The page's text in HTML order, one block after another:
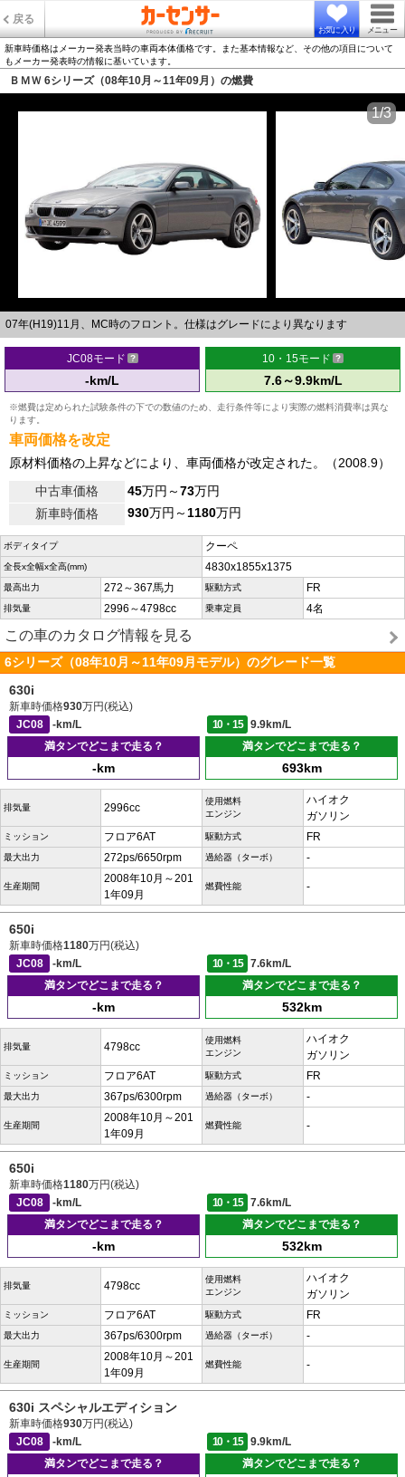
戻る
お気に入り メニュー
新車時価格はメーカー発表当時の車両本体価格です。また基本情報など、その他の項目について
もメーカー発表時の情報に基いています。
ＢＭＷ 6シリーズ（08年10月～11年09月）の燃費
07年(H19)11月、MC時のフロント。仕様はグレードにより異なります
1/3
JC08モード
-km/L
10・15モード
7.6～9.9km/L
※燃費は定められた試験条件の下での数値のため、走行条件等により実際の燃料消費率は異な
ります。
車両価格を改定
原材料価格の上昇などにより、車両価格が改定された。（2008.9）
中古車価格
45万円～73万円
新車時価格
930万円～1180万円
ボディタイプ クーペ
全長x全幅x全高(mm) 4830x1855x1375
最高出力 272～367馬力 駆動方式 FR
排気量 2996～4798cc 乗車定員 4名
この車のカタログ情報を見る
6シリーズ（08年10月～11年09月モデル）のグレード一覧
630i
新車時価格930万円(税込)
JC08
-km/L 10・15
9.9km/L
満タンでどこまで走る？
-km
満タンでどこまで走る？
693km
排気量 2996cc
使用燃料
エンジン
ハイオク
ガソリン
ミッション フロア6AT 駆動方式 FR
最大出力 272ps/6650rpm 過給器（ターボ） -
生産期間
2008年10月～201
1年09月
燃費性能 -
650i
新車時価格1180万円(税込)
JC08
-km/L 10・15
7.6km/L
満タンでどこまで走る？
-km
満タンでどこまで走る？
532km
排気量 4798cc
使用燃料
エンジン
ハイオク
ガソリン
ミッション フロア6AT 駆動方式 FR
最大出力 367ps/6300rpm 過給器（ターボ） -
生産期間
2008年10月～201
1年09月
燃費性能 -
650i
新車時価格1180万円(税込)
JC08
-km/L 10・15
7.6km/L
満タンでどこまで走る？
-km
満タンでどこまで走る？
532km
排気量 4798cc
使用燃料
エンジン
ハイオク
ガソリン
ミッション フロア6AT 駆動方式 FR
最大出力 367ps/6300rpm 過給器（ターボ） -
生産期間
2008年10月～201
1年09月
燃費性能 -
630i スペシャルエディション
新車時価格930万円(税込)
JC08
-km/L 10・15
9.9km/L
満タンでどこまで走る？
満タンでどこまで走る？